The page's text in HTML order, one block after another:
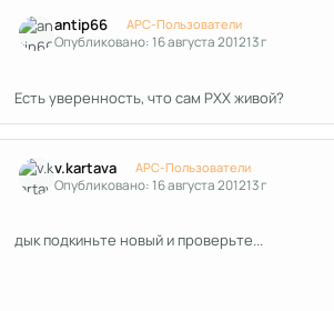
antip66 APC-Пользователи
Опубликовано:16 августа 201213 г
Есть уверенность, что сам РХХ живой?
v.kartava APC-Пользователи
Опубликовано:16 августа 201213 г
дык подкиньте новый и проверьте...